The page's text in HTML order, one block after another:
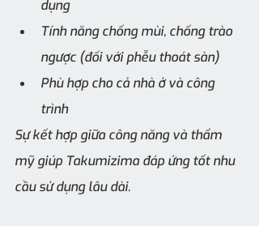
dụng
Tính năng chống mùi, chống trào
ngược (đối với phễu thoát sàn)
Phù hợp cho cả nhà ở và công
trình
Sự kết hợp giữa công năng và thẩm
mỹ giúp Takumizima đáp ứng tốt nhu
cầu sử dụng lâu dài.